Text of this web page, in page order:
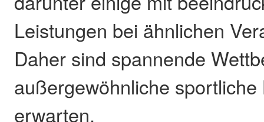
Leistungen bei ähnlichen
Daher sind spannende
außergewöhnliche
erwarten.